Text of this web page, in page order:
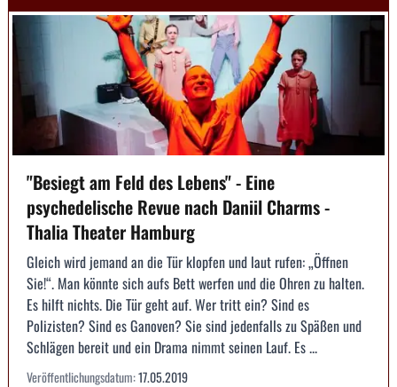
"Besiegt am Feld des Lebens" - Eine
psychedelische Revue nach Daniil Charms -
Thalia Theater Hamburg
Gleich wird jemand an die Tür klopfen und laut rufen: „Öffnen
Sie!“. Man könnte sich aufs Bett werfen und die Ohren zu halten.
Es hilft nichts. Die Tür geht auf. Wer tritt ein? Sind es
Polizisten? Sind es Ganoven? Sie sind jedenfalls zu Späßen und
Schlägen bereit und ein Drama nimmt seinen Lauf. Es ...
Veröffentlichungsdatum:17.05.2019